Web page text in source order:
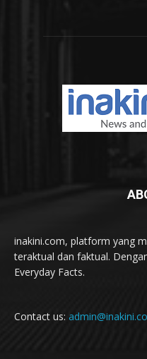
inakini.com, platform yang
teraktual dan faktual.
Everyday Facts.
Contact us: